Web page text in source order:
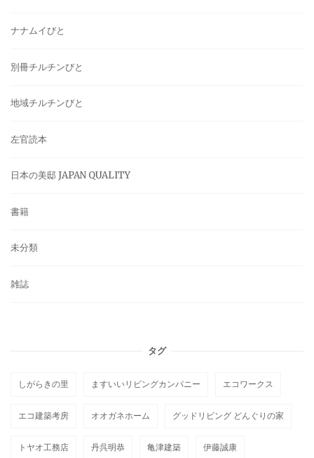
ナナムイびと
別冊チルチンびと
地域チルチンびと
左官読本
日本の美邸 JAPAN QUALITY
書籍
未分類
雑誌
タグ
しがらきの里 ますいいリビングカンパニー エコワークス
エコ建築考房 オオガネホーム グッドリビング どんぐりの家
トヤオ工務店 丹呉明恭 亀津建築 伊藤誠康